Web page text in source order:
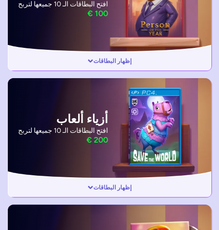
افتح البطاقات الـ 10 جميعها لتربح
إظهار البطاقات
أزياء ألعاب
افتح البطاقات الـ 10 جميعها لتربح
إظهار البطاقات